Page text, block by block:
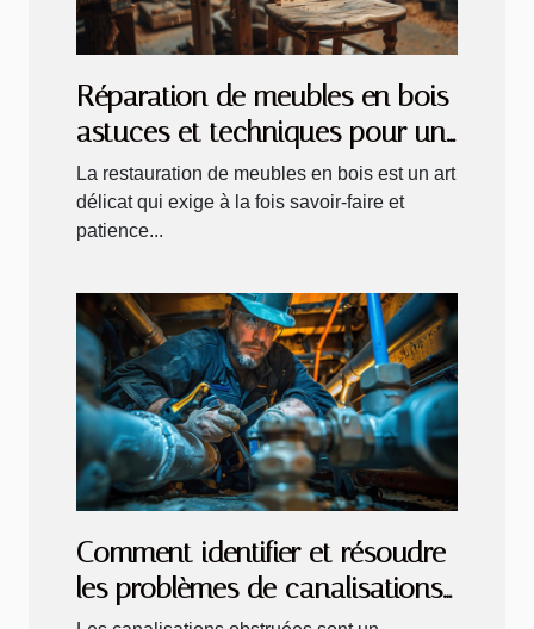
Réparation de meubles en bois
astuces et techniques pour un
résultat durable
La restauration de meubles en bois est un art
délicat qui exige à la fois savoir-faire et
patience...
Comment identifier et résoudre
les problèmes de canalisations